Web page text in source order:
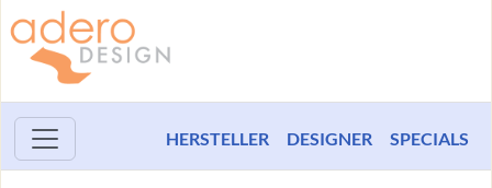
HERSTELLER DESIGNER SPECIALS